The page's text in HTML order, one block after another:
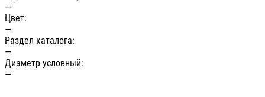
—
Цвет:
—
Раздел каталога:
—
Диаметр условный:
—